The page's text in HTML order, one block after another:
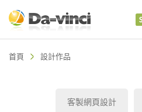
首頁 設計作品
客製網頁設計